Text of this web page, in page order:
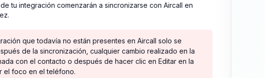
tu integración comenzarán a sincronizarse con Aircall en
que todavía no están presentes en Aircall solo se
de la sincronización, cualquier cambio realizado en la
con el contacto o después de hacer clic en Editar en la
el foco en el teléfono.